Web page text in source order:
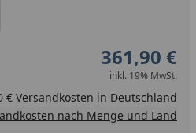
verringern
manuell eingeben
um eins erhöhen
361,90 €
inkl. 19% MwSt.
€ Versandkosten in Deutschland
nach Menge und Land